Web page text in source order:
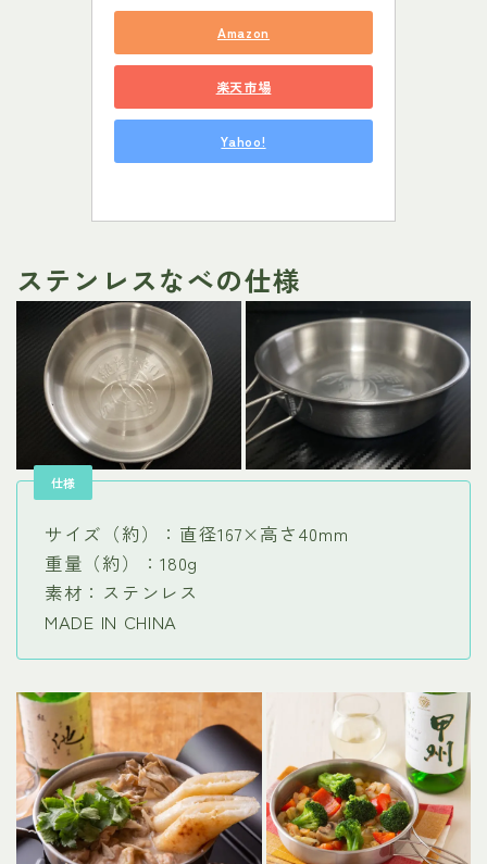
Amazon
楽天市場
Yahoo!
ステンレスなべの仕様
仕様
サイズ（約）：直径167×高さ40mm
重量（約）：180g
素材：ステンレス
MADE IN CHINA